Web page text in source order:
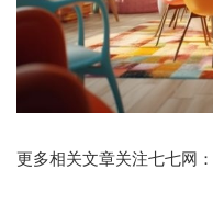
更多相关文章关注七七网：